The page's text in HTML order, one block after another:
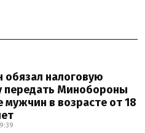
обязал налоговую
передать Минобороны
мужчин в возрасте от 18